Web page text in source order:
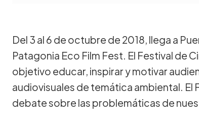
Del 3 al 6 de octubre de 2018, llega a
Patagonia Eco Film Fest. El Festival de
objetivo educar, inspirar y motivar
audiovisuales de temática ambiental. El
debate sobre las problemáticas de